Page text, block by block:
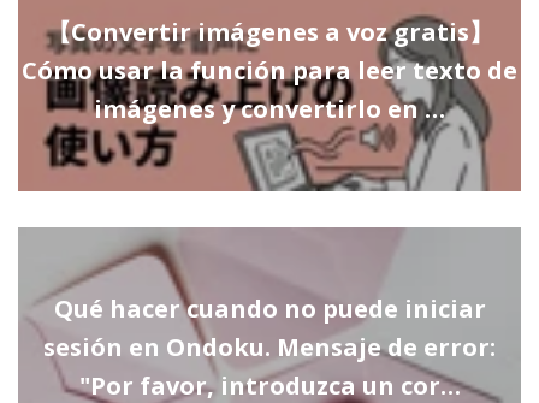
【Convertir imágenes a voz gratis】
Cómo usar la función para leer texto de
imágenes y convertirlo en …
Qué hacer cuando no puede iniciar
sesión en Ondoku. Mensaje de error:
"Por favor, introduzca un cor…